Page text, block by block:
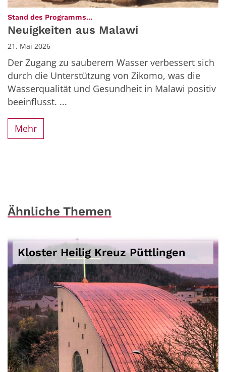
Stand des Programms...
Neuigkeiten aus Malawi
21. Mai 2026
Der Zugang zu sauberem Wasser verbessert sich
durch die Unterstützung von Zikomo, was die
Wasserqualität und Gesundheit in Malawi positiv
beeinflusst. ...
Mehr
Ähnliche Themen
Kloster Heilig Kreuz Püttlingen